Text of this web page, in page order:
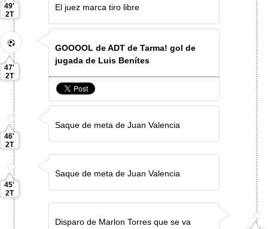
49'
2T
El juez marca tiro libre
47'
2T
GOOOOL de ADT de Tarma! gol de
jugada de Luis Benítes
46'
2T
Saque de meta de Juan Valencia
45'
2T
Saque de meta de Juan Valencia
Disparo de Marlon Torres que se va